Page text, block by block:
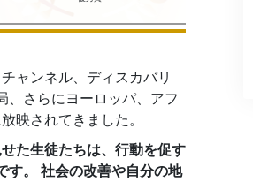
調査
ターゲットと
勉強の技術
ャンネル、ディスカバリ
、さらにヨーロッパ、アフ
映されてきました。
た生徒たちは、行動を促す
。
社会の改善や自分の地